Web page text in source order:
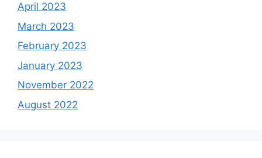
April 2023
March 2023
February 2023
January 2023
November 2022
August 2022